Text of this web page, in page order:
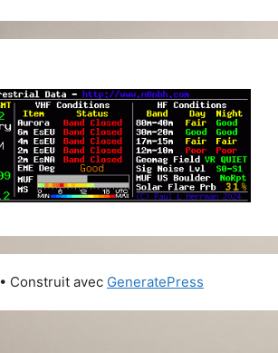
• Construit avec GeneratePress